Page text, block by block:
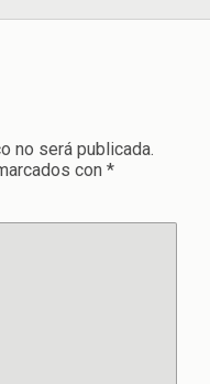
no será publicada.
con *